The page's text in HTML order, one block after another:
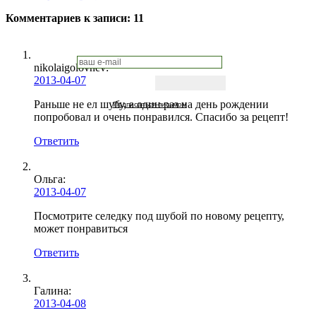
Подписаться письмом
Комментариев к записи: 11
nikolaigolovnev:
2013-04-07
Раньше не ел шубу, а один раз на день рождении
попробовал и очень понравился. Спасибо за рецепт!
Ответить
Ольга:
2013-04-07
Посмотрите селедку под шубой по новому рецепту,
может понравиться
Ответить
Галина:
2013-04-08